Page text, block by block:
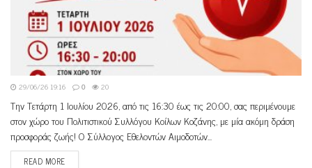
29/06/26 19:16 0 20
Την Τετάρτη 1 Ιουλίου 2026, από τις 16:30 έως τις 20:00, σας περιμένουμε
στον χώρο του Πολιτιστικού Συλλόγου Κοίλων Κοζάνης, με μία ακόμη δράση
προσφοράς ζωής! Ο Σύλλογος Εθελοντών Αιμοδοτών...
READ MORE